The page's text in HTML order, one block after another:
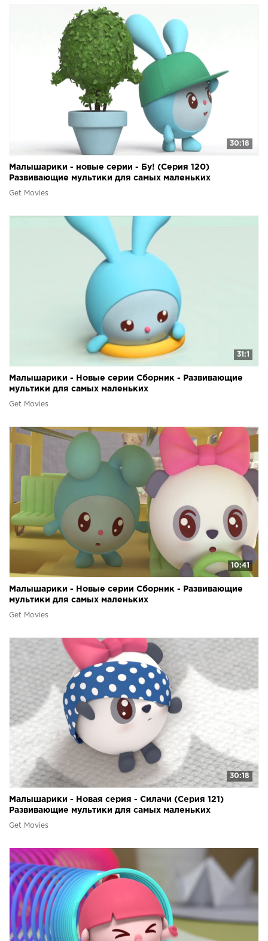
30:18
Малышарики - новые серии - Бу! (Серия 120)
Развивающие мультики для самых маленьких
Get Movies
31:1
Малышарики - Новые серии Сборник - Развивающие
мультики для самых маленьких
Get Movies
10:41
Малышарики - Новые серии Сборник - Развивающие
мультики для самых маленьких
Get Movies
30:18
Малышарики - Новая серия - Силачи (Серия 121)
Развивающие мультики для самых маленьких
Get Movies